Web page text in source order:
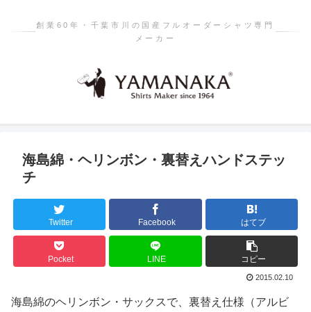
創業60年・千葉市川の国産フルオーダーシャツ専門
メーカー
海島綿・ヘリンボン・裏替えハンドステッ
チ
Twitter Facebook はてブ
Pocket LINE コピー
2015.02.10
海島綿のヘリンボン・サックスで、裏替え仕様（アルビ